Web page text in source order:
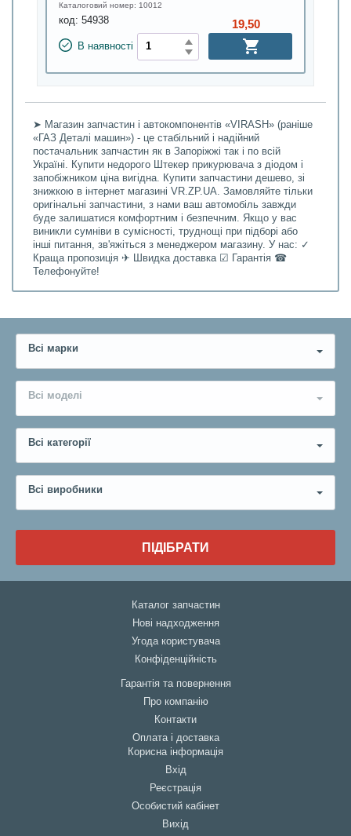
Каталоговий номер: 10012
код: 54938
В наявності
19,50
➤ Магазин запчастин і автокомпонентів «VIRASH» (раніше
«ГАЗ Деталі машин») - це стабільний і надійний
постачальник запчастин як в Запоріжжі так і по всій
Україні. Купити недорого Штекер прикурювача з діодом і
запобіжником ціна вигідна. Купити запчастини дешево, зі
знижкою в інтернет магазині VR.ZP.UA. Замовляйте тільки
оригінальні запчастини, з нами ваш автомобіль завжди
буде залишатися комфортним і безпечним. Якщо у вас
виникли сумніви в сумісності, труднощі при підборі або
інші питання, зв'яжіться з менеджером магазину. У нас: ✓
Краща пропозиція ✈ Швидка доставка ☑ Гарантія ☎
Телефонуйте!
Всі марки
Всі моделі
Всі категорії
Всі виробники
ПІДІБРАТИ
Каталог запчастин
Нові надходження
Угода користувача
Конфіденційність
Гарантія та повернення
Про компанію
Контакти
Оплата і доставка
Корисна інформація
Вхід
Реєстрація
Особистий кабінет
Вихід